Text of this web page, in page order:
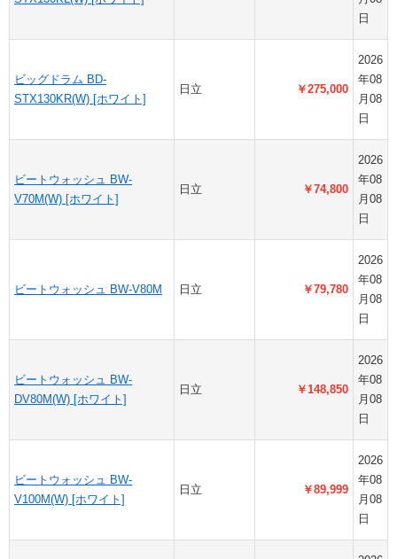
日
ビッグドラム BD-
STX130KR(W) [ホワイト]
日立 ￥275,000
2026
年08
月08
日
ビートウォッシュ BW-
V70M(W) [ホワイト]
日立 ￥74,800
2026
年08
月08
日
ビートウォッシュ BW-V80M 日立 ￥79,780
2026
年08
月08
日
ビートウォッシュ BW-
DV80M(W) [ホワイト]
日立 ￥148,850
2026
年08
月08
日
ビートウォッシュ BW-
V100M(W) [ホワイト]
日立 ￥89,999
2026
年08
月08
日